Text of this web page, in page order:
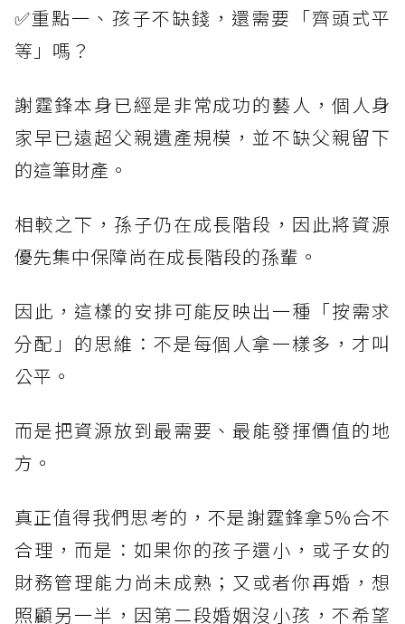
✅重點一、孩子不缺錢，還需要「齊頭式平
等」嗎？
謝霆鋒本身已經是非常成功的藝人，個人身
家早已遠超父親遺產規模，並不缺父親留下
的這筆財產。
相較之下，孫子仍在成長階段，因此將資源
優先集中保障尚在成長階段的孫輩。
因此，這樣的安排可能反映出一種「按需求
分配」的思維：不是每個人拿一樣多，才叫
公平。
而是把資源放到最需要、最能發揮價值的地
方。
真正值得我們思考的，不是謝霆鋒拿5%合不
合理，而是：如果你的孩子還小，或子女的
財務管理能力尚未成熟；又或者你再婚，想
照顧另一半，因第二段婚姻沒小孩，不希望